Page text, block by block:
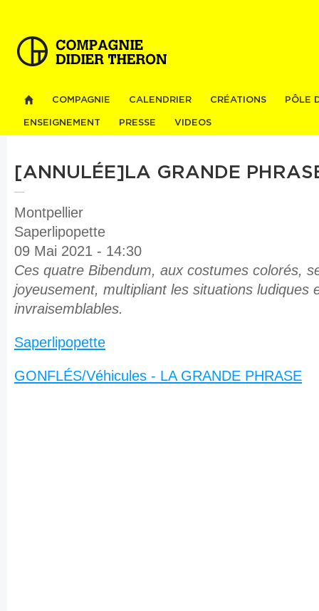
COMPAGNIE CALENDRIER CRÉATIONS PÔLE
ENSEIGNEMENT PRESSE VIDEOS
[ANNULÉE]LA GRANDE
Montpellier
Saperlipopette
09 Mai 2021 - 14:30
Ces quatre Bibendum, aux costumes colorés,
joyeusement, multipliant les situations ludiques
invraisemblables.
Saperlipopette
GONFLÉS/Véhicules - LA GRANDE PHRASE